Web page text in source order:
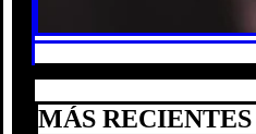
MÁS RECIENTES